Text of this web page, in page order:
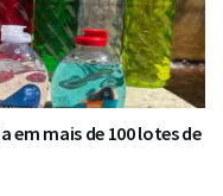
mais de 100 lotes de